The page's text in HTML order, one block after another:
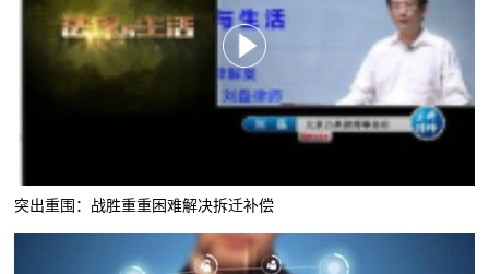
突出重围：战胜重重困难解决拆迁补偿